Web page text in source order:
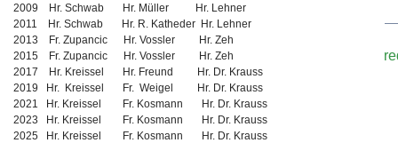
Bei Interesse oder falls ihr Trainer/innen kennt, meldet
Kontaktformularoder E-Mail an: sportwart@tennisclub-
2009 Hr. Schwab Hr. Müller Hr. Lehner
2011 Hr. Schwab Hr. R. Katheder Hr. Lehner
2013 Fr. Zupancic Hr. Vossler Hr. Zeh
2015 Fr. Zupancic Hr. Vossler Hr. Zeh
2017 Hr. Kreissel Hr. Freund Hr. Dr. Krauss
2019 Hr. Kreissel Fr. Weigel Hr. Dr. Krauss
2021 Hr. Kreissel Fr. Kosmann Hr. Dr. Krauss
2023 Hr. Kreissel Fr. Kosmann Hr. Dr. Krauss
2025 Hr. Kreissel Fr. Kosmann Hr. Dr. Krauss